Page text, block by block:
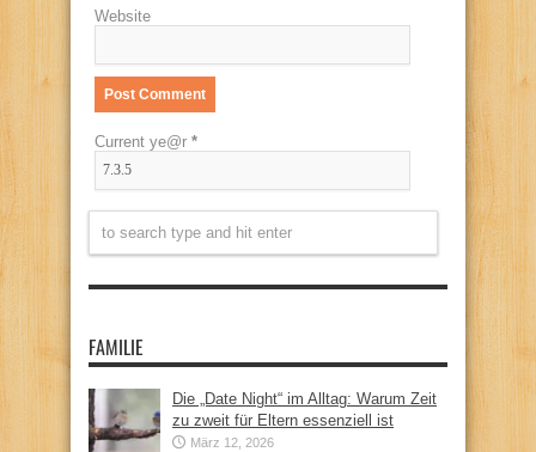
Website
Current ye@r *
FAMILIE
Die „Date Night“ im Alltag: Warum Zeit
zu zweit für Eltern essenziell ist
März 12, 2026